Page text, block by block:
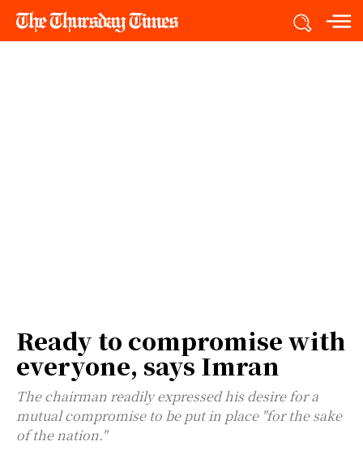
Ready to compromise with
everyone, says Imran
The chairman readily expressed his desire for a
mutual compromise to be put in place "for the sake
of the nation."